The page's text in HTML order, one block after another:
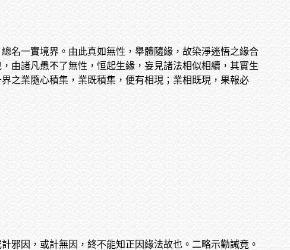
名一實境界。由此真如無性，舉體隨緣，故染淨迷悟之緣合
由諸凡愚不了無性，恒起生緣，妄見諸法相似相續，其實生
之業隨心積集，業既積集，便有相現；業相既現，果報必
邪因，或計無因，終不能知正因緣法故也。二略示勸誡竟。